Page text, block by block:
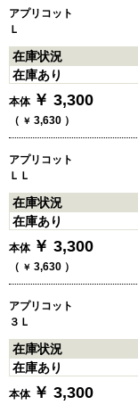
アプリコット
Ｌ
在庫状況
在庫あり
本体 ￥ 3,300
（ ￥ 3,630 ）
アプリコット
ＬＬ
在庫状況
在庫あり
本体 ￥ 3,300
（ ￥ 3,630 ）
アプリコット
３Ｌ
在庫状況
在庫あり
本体 ￥ 3,300